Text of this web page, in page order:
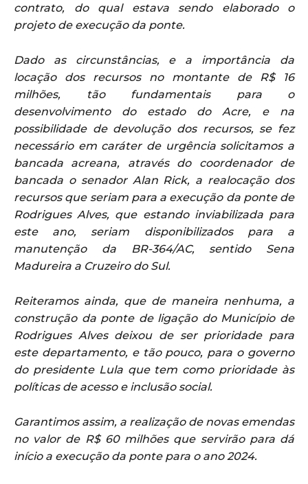
contrato, do qual estava sendo elaborado o
projeto de execução da ponte.
Dado as circunstâncias, e a importância da
locação dos recursos no montante de R$ 16
milhões, tão fundamentais para o
desenvolvimento do estado do Acre, e na
possibilidade de devolução dos recursos, se fez
necessário em caráter de urgência solicitamos a
bancada acreana, através do coordenador de
bancada o senador Alan Rick, a realocação dos
recursos que seriam para a execução da ponte de
Rodrigues Alves, que estando inviabilizada para
este ano, seriam disponibilizados para a
manutenção da BR-364/AC, sentido Sena
Madureira a Cruzeiro do Sul.
Reiteramos ainda, que de maneira nenhuma, a
construção da ponte de ligação do Município de
Rodrigues Alves deixou de ser prioridade para
este departamento, e tão pouco, para o governo
do presidente Lula que tem como prioridade às
políticas de acesso e inclusão social.
Garantimos assim, a realização de novas emendas
no valor de R$ 60 milhões que servirão para dá
início a execução da ponte para o ano 2024.